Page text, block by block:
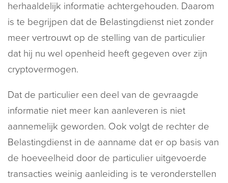
herhaaldelijk informatie achtergehouden. Daarom
is te begrijpen dat de Belastingdienst niet zonder
meer vertrouwt op de stelling van de particulier
dat hij nu wel openheid heeft gegeven over zijn
cryptovermogen.
Dat de particulier een deel van de gevraagde
informatie niet meer kan aanleveren is niet
aannemelijk geworden. Ook volgt de rechter de
Belastingdienst in de aanname dat er op basis van
de hoeveelheid door de particulier uitgevoerde
transacties weinig aanleiding is te veronderstellen